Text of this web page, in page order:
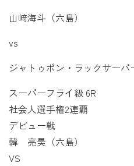
山﨑海斗（六島）
vs
ジャトゥポン・ラックサーパ
スーパーフライ級 6R
社会人選手権2連覇
デビュー戦
韓 亮昊（六島）
VS